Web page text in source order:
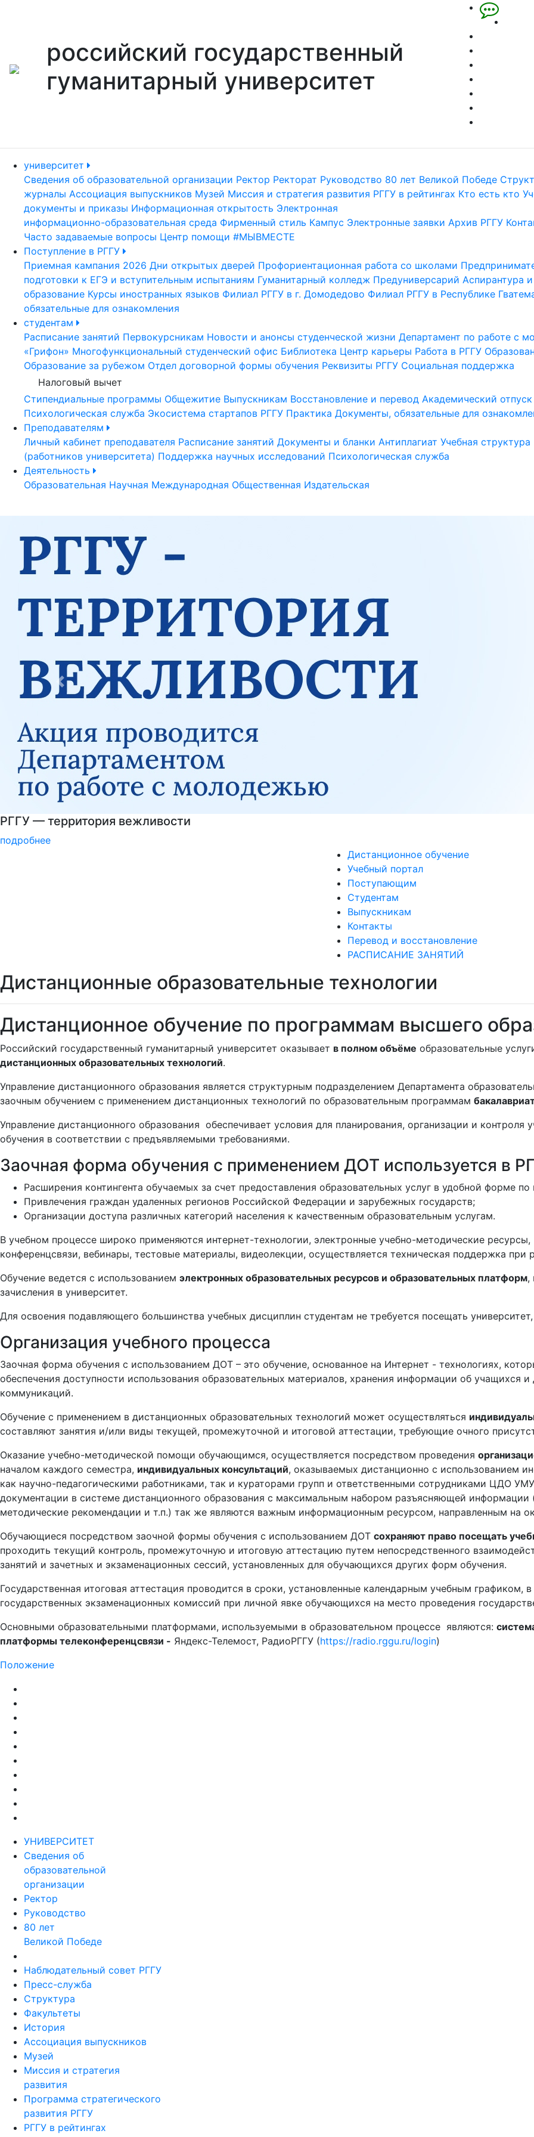
российский государственный
гуманитарный университет
университет
Сведения об образовательной организации Ректор Ректорат Руководство 80 лет Великой Победе
журналы Ассоциация выпускников Музей Миссия и стратегия развития РГГУ в рейтингах Кто есть кто
документы и приказы Информационная открытость Электронная
информационно-образовательная среда Фирменный стиль Кампус Электронные заявки Архив РГГУ
Часто задаваемые вопросы Центр помощи #МЫВМЕСТЕ
Поступление в РГГУ
Приемная кампания 2026 Дни открытых дверей Профориентационная работа со школами
подготовки к ЕГЭ и вступительным испытаниям Гуманитарный колледж Предуниверсарий Аспирантура
образование Курсы иностранных языков Филиал РГГУ в г. Домодедово Филиал РГГУ в Республике
обязательные для ознакомления
студентам
Расписание занятий Первокурсникам Новости и анонсы студенческой жизни Департамент по работе с
«Грифон» Многофункциональный студенческий офис Библиотека Центр карьеры Работа в РГГУ
Образование за рубежом Отдел договорной формы обучения Реквизиты РГГУ Социальная поддержка
Налоговый вычет
Стипендиальные программы Общежитие Выпускникам Восстановление и перевод Академический отпуск
Психологическая служба Экосистема стартапов РГГУ Практика Документы, обязательные для
Преподавателям
Личный кабинет преподавателя Расписание занятий Документы и бланки Антиплагиат Учебная структура
(работников университета) Поддержка научных исследований Психологическая служба
Деятельность
Образовательная Научная Международная Общественная Издательская
Войска беспилотных систем РФ
подробнее
Previous
Дистанционное обучение
Учебный портал
Поступающим
Студентам
Выпускникам
Контакты
Перевод и восстановление
РАСПИСАНИЕ ЗАНЯТИЙ
Дистанционные образовательные технологии
Дистанционное обучение по программам высшего
Российский государственный гуманитарный университет оказывает в полном объёме образовательные
дистанционных образовательных технологий.
Управление дистанционного образования является структурным подразделением Департамента
заочным обучением с применением дистанционных технологий по образовательным программам
Управление дистанционного образования обеспечивает условия для планирования, организации и
обучения в соответствии с предъявляемыми требованиями.
Заочная форма обучения с применением ДОТ используется в
Расширения контингента обучаемых за счет предоставления образовательных услуг в удобной форме
Привлечения граждан удаленных регионов Российской Федерации и зарубежных государств;
Организации доступа различных категорий населения к качественным образовательным услугам.
В учебном процессе широко применяются интернет-технологии, электронные учебно-методические
конференцсвязи, вебинары, тестовые материалы, видеолекции, осуществляется техническая поддержка
Обучение ведется с использованием электронных образовательных ресурсов и образовательных платформ,
зачисления в университет.
Для освоения подавляющего большинства учебных дисциплин студентам не требуется посещать
Организация учебного процесса
Заочная форма обучения с использованием ДОТ – это обучение, основанное на Интернет - технологиях,
обеспечения доступности использования образовательных материалов, хранения информации об учащихся
коммуникаций.
Обучение с применением в дистанционных образовательных технологий может осуществляться
составляют занятия и/или виды текущей, промежуточной и итоговой аттестации, требующие очного
Оказание учебно-методической помощи обучающимся, осуществляется посредством проведения
началом каждого семестра, индивидуальных консультаций, оказываемых дистанционно с использованием
как научно-педагогическими работниками, так и кураторами групп и ответственными сотрудниками ЦДО
документации в системе дистанционного образования с максимальным набором разъясняющей
методические рекомендации и т.п.) так же являются важным информационным ресурсом, направленным на
Обучающиеся посредством заочной формы обучения с использованием ДОТ сохраняют право посещать
проходить текущий контроль, промежуточную и итоговую аттестацию путем непосредственного
занятий и зачетных и экзаменационных сессий, установленных для обучающихся других форм обучения.
Государственная итоговая аттестация проводится в сроки, установленные календарным учебным
государственных экзаменационных комиссий при личной явке обучающихся на место проведения
Основными образовательными платформами, используемыми в образовательном процессе являются:
платформы телеконференцсвязи - Яндекс-Телемост, РадиоРГГУ (https://radio.rggu.ru/login)
Положение
УНИВЕРСИТЕТ
Сведения об
образовательной
организации
Ректор
Руководство
80 лет
Великой Победе
Наблюдательный совет РГГУ
Пресс-служба
Структура
Факультеты
История
Ассоциация выпускников
Музей
Миссия и стратегия
развития
Программа стратегического
развития РГГУ
РГГУ в рейтингах